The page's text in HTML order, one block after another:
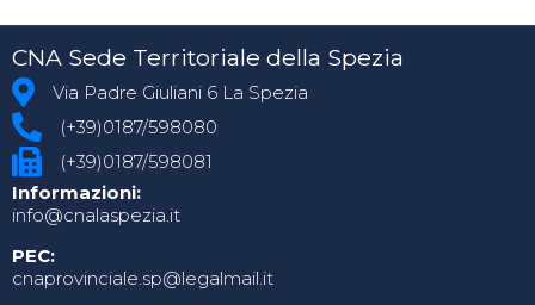
CNA Sede Territoriale della Spezia
Via Padre Giuliani 6 La Spezia
(+39)0187/598080
(+39)0187/598081
Informazioni:
info@cnalaspezia.it
PEC:
cnaprovinciale.sp@legalmail.it